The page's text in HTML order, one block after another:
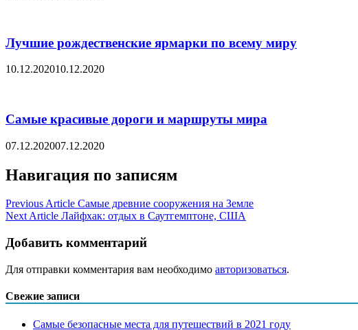
Лучшие рождественские ярмарки по всему миру
10.12.202010.12.2020
Самые красивые дороги и маршруты мира
07.12.202007.12.2020
Навигация по записям
Previous Article Самые древние сооружения на Земле
Next Article Лайфхак: отдых в Саутгемптоне, США
Добавить комментарий
Для отправки комментария вам необходимо авторизоваться.
Свежие записи
Самые безопасные места для путешествий в 2021 году